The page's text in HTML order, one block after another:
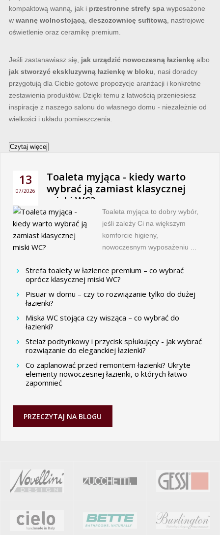
kompaktową wanną, jak i przestronne strefy spawyposażone
w wannę wolnostojącą, deszczownicę sufitową, nastrojowe
oświetlenie oraz ceramikę premium.
Jeśli zastanawiasz się, jak urządzić nowoczesną łazienkęalbo
jak stworzyć ekskluzywną łazienkę w bloku, nasi doradcy
przygotują dla Ciebie gotowe propozycje aranżacji i konkretne
zestawienia produktów. Dzięki temu z łatwością przeniesiesz
inspiracje z naszego salonu do własnego domu - niezależnie od
wielkości i układu pomieszczenia.
Czytaj więcej
13
07/2026
Toaleta myjąca - kiedy warto
wybrać ją zamiast klasycznej
miski WC?
Toaleta myjąca to dobry wybór,
jeśli zależy Ci na większym
komforcie higieny,
nowoczesnym wyposażeniu ...
Strefa toalety w łazience premium – co wybrać
oprócz klasycznej miski WC?
Pisuar w domu – czy to rozwiązanie tylko do dużej
łazienki?
Miska WC stojąca czy wisząca – co wybrać do
łazienki?
Stelaż podtynkowy i przycisk spłukujący - jak wybrać
rozwiązanie do eleganckiej łazienki?
Co zaplanować przed remontem łazienki? Ukryte
elementy nowoczesnej łazienki, o których łatwo
zapomnieć
PRZECZYTAJ NA BLOGU